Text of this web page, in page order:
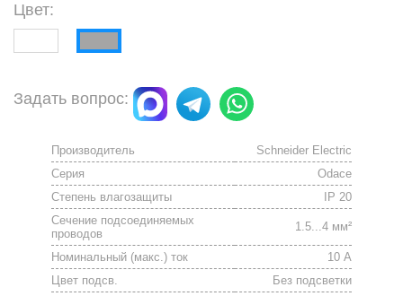
Цвет:
Задать вопрос:
Производитель
Schneider Electric
Серия
Odace
Степень влагозащиты
IP 20
Сечение подсоединяемых
проводов
1.5...4 мм²
Номинальный (макс.) ток
10 А
Цвет подсв.
Без подсветки